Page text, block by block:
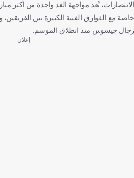
الانتصارات، تُعد مواجهة الغد واحدة من أكثر
خاصة مع الفوارق الفنية الكبيرة بين الفريقين،
رجال جيسوس منذ انطلاق الموسم.
إعلان